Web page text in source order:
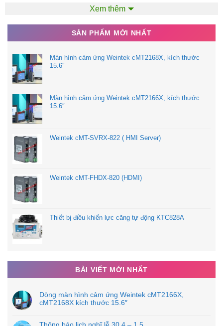
+ Chiều dài: 278 mm
+ Chiều rộng: 177.8 mm
+ Chiều cao: 63.5 mm
+ Hiệu suất: 91.5 %
+ Tần số đầu vào: 47 Hz to 63 Hz
+ Trọng lượng: 3.3Kg
….
LINK XEM TẢI CATALOG
*THƯƠNG HIỆU MEAN WELL
Xem thêm
SẢN PHẨM MỚI NHẤT
Màn hình cảm ứng Weintek cMT2168X, kích thước
15.6″
Màn hình cảm ứng Weintek cMT2166X, kích thước
15.6″
Weintek cMT-SVRX-822 ( HMI Server)
Weintek cMT-FHDX-820 (HDMI)
Thiết bị điều khiển lực căng tự động KTC828A
BÀI VIẾT MỚI NHẤT
Dòng màn hình cảm ứng Weintek cMT2166X,
cMT2168X kích thước 15.6″